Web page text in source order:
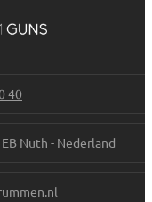
40
Nuth - Nederland